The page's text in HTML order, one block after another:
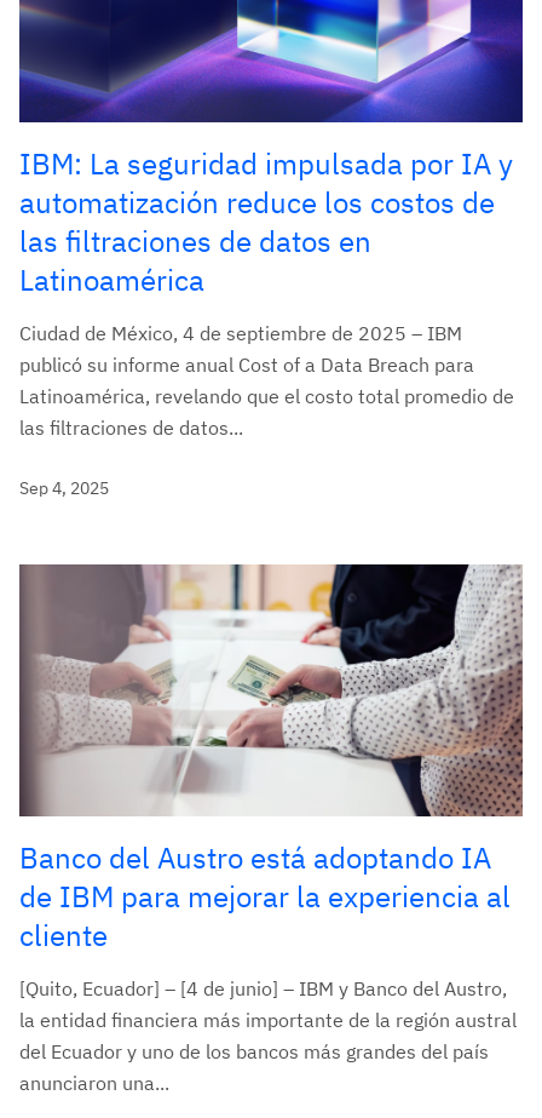
IBM: La seguridad impulsada por IA y
automatización reduce los costos de
las filtraciones de datos en
Latinoamérica
Ciudad de México, 4 de septiembre de 2025 – IBM
publicó su informe anual Cost of a Data Breach para
Latinoamérica, revelando que el costo total promedio de
las filtraciones de datos...
Sep 4, 2025
Banco del Austro está adoptando IA
de IBM para mejorar la experiencia al
cliente
[Quito, Ecuador] – [4 de junio] – IBM y Banco del Austro,
la entidad financiera más importante de la región austral
del Ecuador y uno de los bancos más grandes del país
anunciaron una...